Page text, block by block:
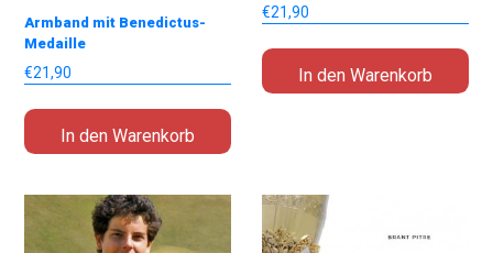
Armband mit Benedictus-
Medaille
€21,90
In den Warenkorb
€21,90
In den Warenkorb